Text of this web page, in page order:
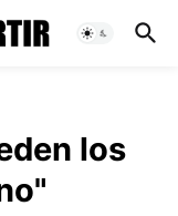
los